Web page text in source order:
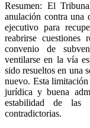
Resumen: El
anulación contra una
ejecutivo para
reabrirse cuestiones
convenio de
ventilarse en la vía
sido resueltos en una
nuevo. Esta
jurídica y buena
estabilidad de las
contradictorias.